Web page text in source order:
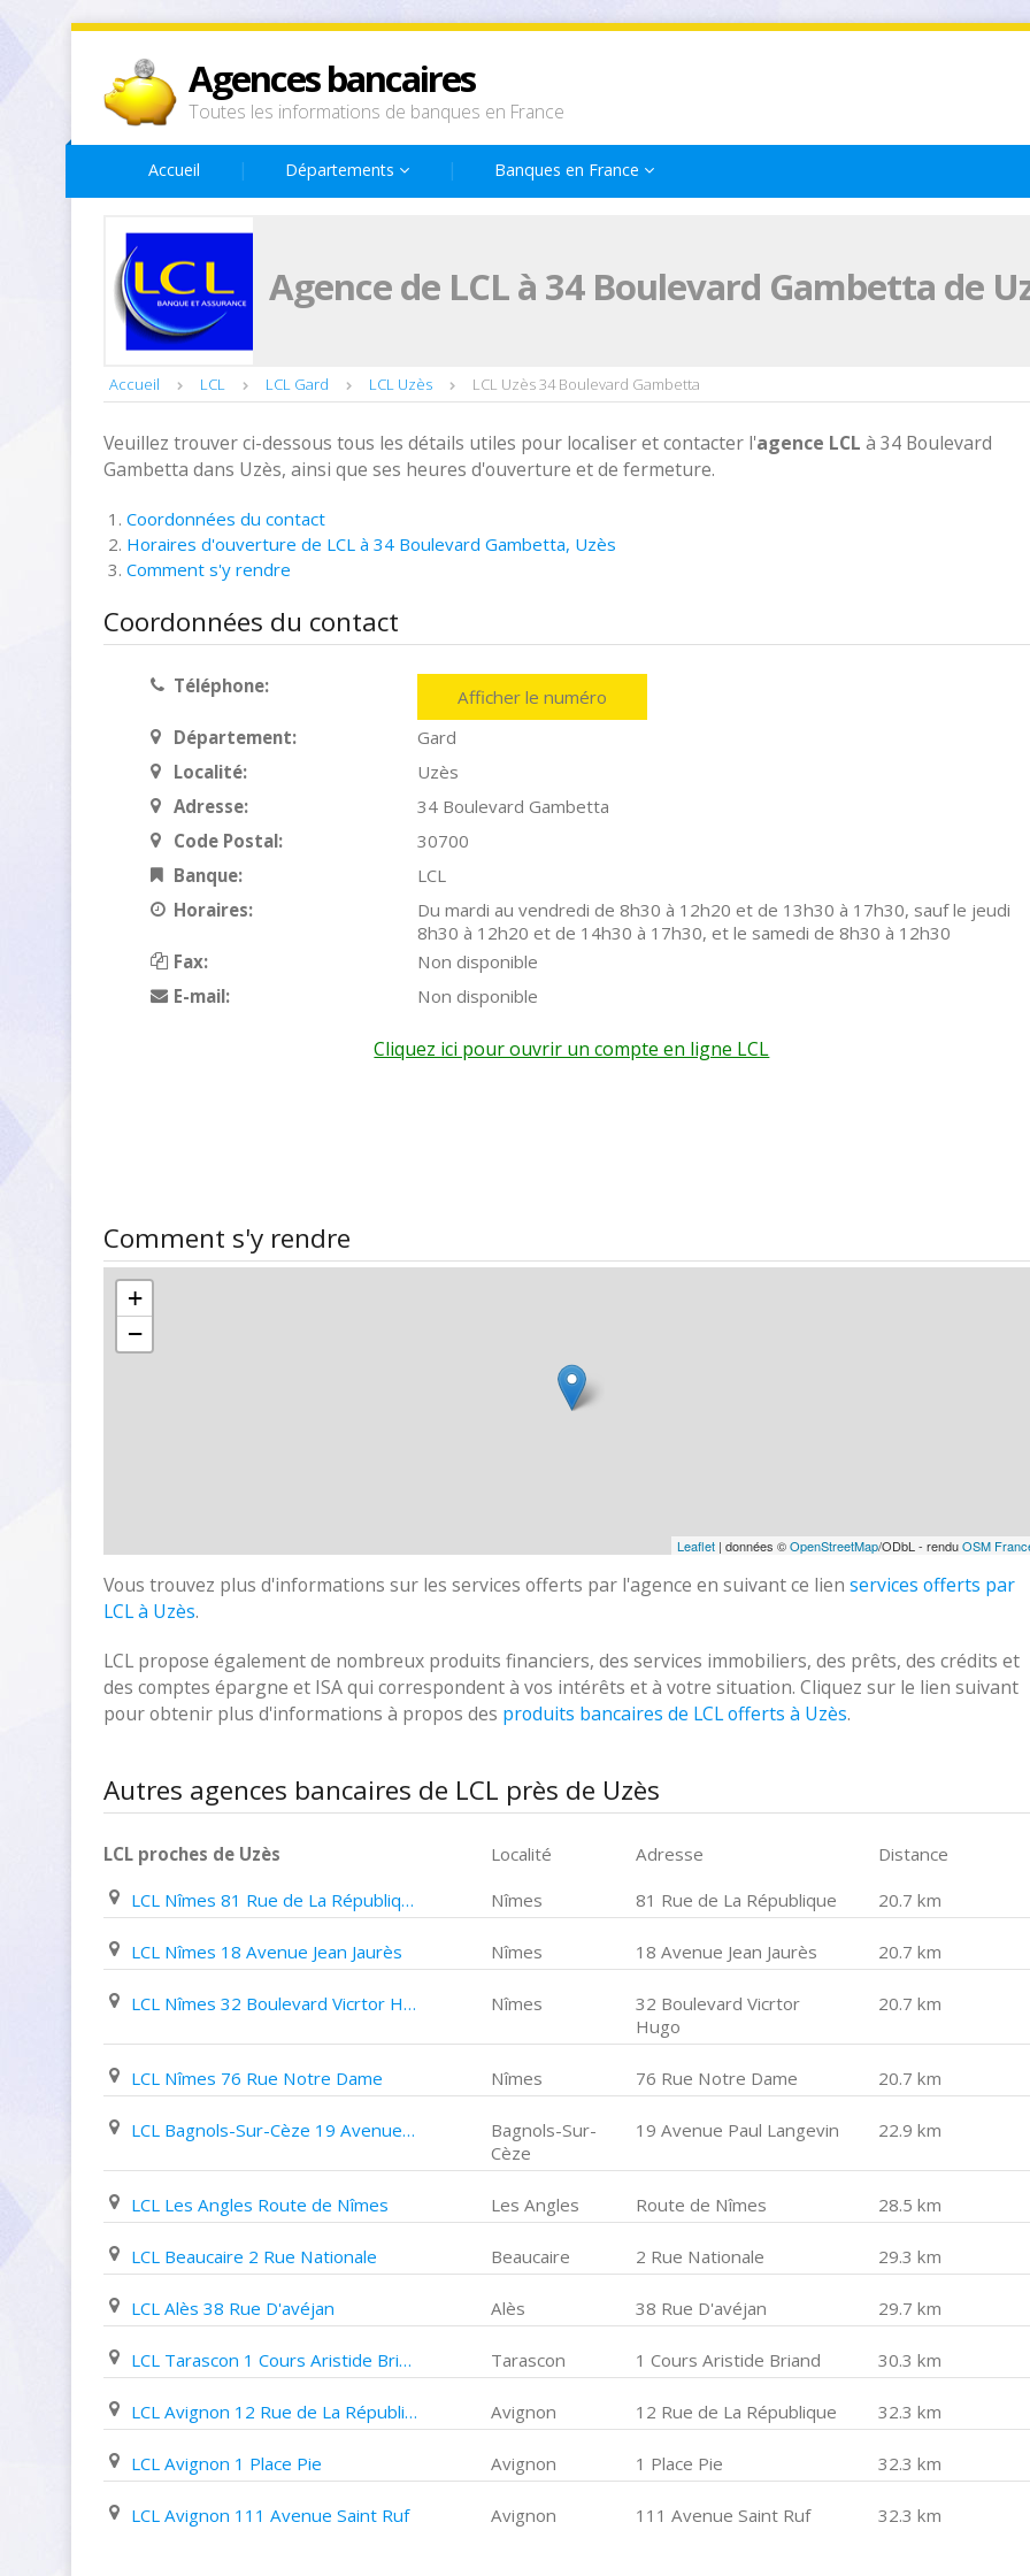
Agences bancaires
Toutes les informations de banques en France
Accueil Départements Banques en France
Agence de LCL à 34 Boulevard Gambetta de
Accueil LCL LCL Gard LCL Uzès LCL Uzès 34 Boulevard Gambetta
Veuillez trouver ci-dessous tous les détails utiles pour localiser et contacter l'agence LCL à 34 Boulevard
Gambetta dans Uzès, ainsi que ses heures d'ouverture et de fermeture.
Coordonnées du contact
Horaires d'ouverture de LCL à 34 Boulevard Gambetta, Uzès
Comment s'y rendre
Coordonnées du contact
Téléphone:
Afficher le numéro
Département:
Gard
Localité:
Uzès
Adresse:
34 Boulevard Gambetta
Code Postal:
30700
Banque:
LCL
Horaires:
Du mardi au vendredi de 8h30 à 12h20 et de 13h30 à 17h30, sauf le jeudi
8h30 à 12h20 et de 14h30 à 17h30, et le samedi de 8h30 à 12h30
Fax:
Non disponible
E-mail:
Non disponible
Cliquez ici pour ouvrir un compte en ligne LCL
Comment s'y rendre
+
−
Leaflet| données ©OpenStreetMap/ODbL - renduOSM
Vous trouvez plus d'informations sur les services offerts par l'agence en suivant ce lien services offerts par
LCL à Uzès.
LCL propose également de nombreux produits financiers, des services immobiliers, des prêts, des crédits et
des comptes épargne et ISA qui correspondent à vos intérêts et à votre situation. Cliquez sur le lien suivant
pour obtenir plus d'informations à propos des produits bancaires de LCL offerts à Uzès.
Autres agences bancaires de LCL près de Uzès
LCL proches de Uzès Localité Adresse
Distance
LCL Nîmes 81 Rue de La République
Nîmes 81 Rue de La République 20.7 km
LCL Nîmes 18 Avenue Jean Jaurès Nîmes 18 Avenue Jean Jaurès 20.7 km
LCL Nîmes 32 Boulevard Vicrtor Hugo Nîmes
32 Boulevard Vicrtor
Hugo
20.7 km
LCL Nîmes 76 Rue Notre Dame Nîmes 76 Rue Notre Dame 20.7 km
LCL Bagnols-Sur-Cèze 19 Avenue Paul Langevin
Bagnols-Sur-
Cèze
19 Avenue Paul Langevin 22.9 km
LCL Les Angles Route de Nîmes Les Angles Route de Nîmes 28.5 km
LCL Beaucaire 2 Rue Nationale Beaucaire 2 Rue Nationale 29.3 km
LCL Alès 38 Rue D'avéjan Alès 38 Rue D'avéjan 29.7 km
LCL Tarascon 1 Cours Aristide Briand Tarascon 1 Cours Aristide Briand 30.3 km
LCL Avignon 12 Rue de La République Avignon 12 Rue de La République 32.3 km
LCL Avignon 1 Place Pie Avignon 1 Place Pie 32.3 km
LCL Avignon 111 Avenue Saint Ruf Avignon 111 Avenue Saint Ruf 32.3 km